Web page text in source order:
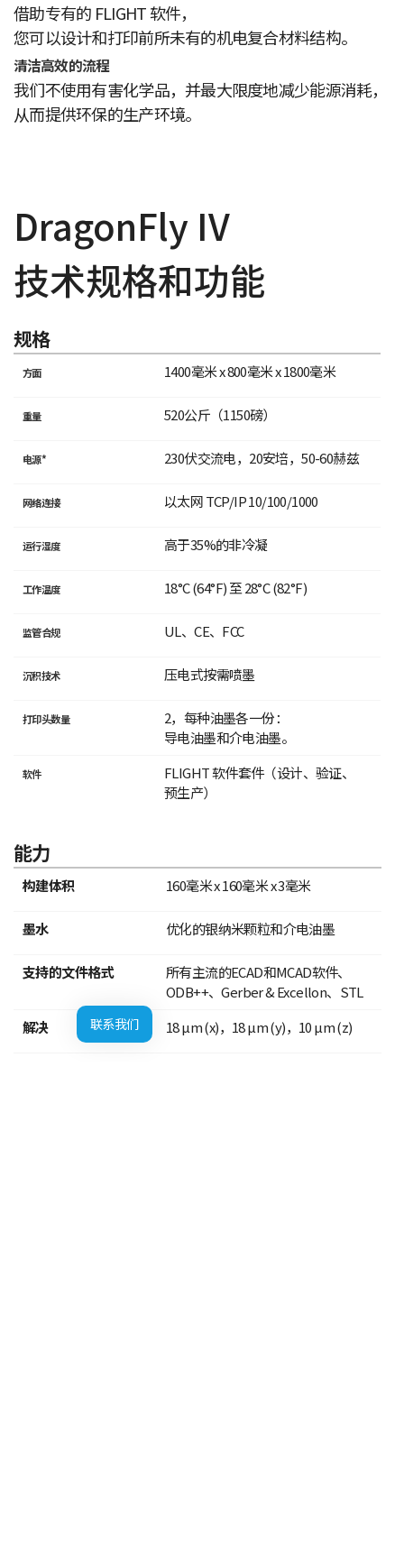
借助专有的 FLIGHT 软件，
您可以设计和打印前所未有的机电复合材料结构。
清洁高效的流程
我们不使用有害化学品，并最大限度地减少能源消耗，
从而提供环保的生产环境。
DragonFly IV
技术规格和功能
规格
方面 1400毫米 x 800毫米 x 1800毫米
重量 520公斤（1150磅）
电源* 230伏交流电，20安培，50-60赫兹
网络连接 以太网 TCP/IP 10/100/1000
运行湿度 高于35%的非冷凝
工作温度 18°C (64°F) 至 28°C (82°F)
监管合规 UL、CE、FCC
沉积技术 压电式按需喷墨
打印头数量
2，每种油墨各一份：
导电油墨和介电油墨。
软件
FLIGHT 软件套件（设计、验证、
预生产）
能力
构建体积 160毫米 x 160毫米 x 3毫米
墨水 优化的银纳米颗粒和介电油墨
支持的文件格式
所有主流的ECAD和MCAD软件、
ODB++、Gerber & Excellon、STL
解决
18 µm (x)，18 µm (y)，10 µm (z)
联系我们